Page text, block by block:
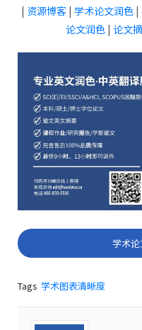
| 资源博客 | 学术论文润色 |
论文润色| 论文
学术
Tags 学术图表清晰度